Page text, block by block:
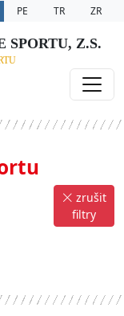
PE TR ZR
SPORTU, Z.S.
zrušit
filtry